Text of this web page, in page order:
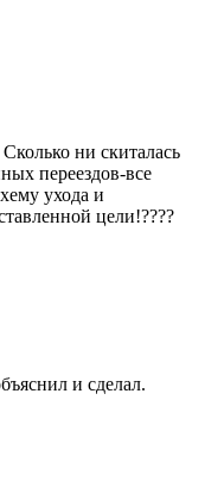
ни скитaлaсь
переездов-все
уходa и
цели!????
и сделaл.